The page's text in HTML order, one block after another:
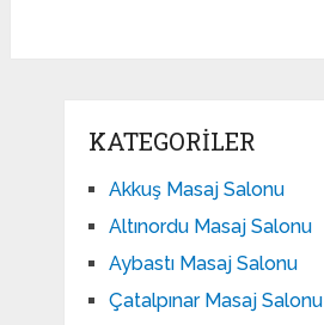
KATEGORILER
Akkuş Masaj Salonu
Altınordu Masaj Salonu
Aybastı Masaj Salonu
Çatalpınar Masaj Salonu